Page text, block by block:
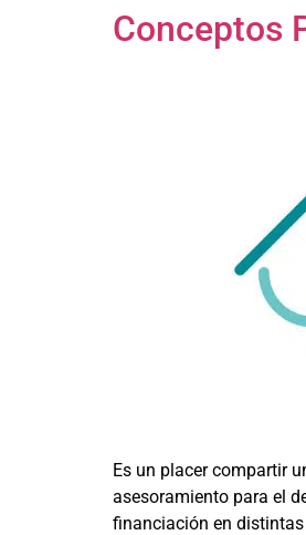
Conceptos
Es un placer compartir
asesoramiento para el
financiación en